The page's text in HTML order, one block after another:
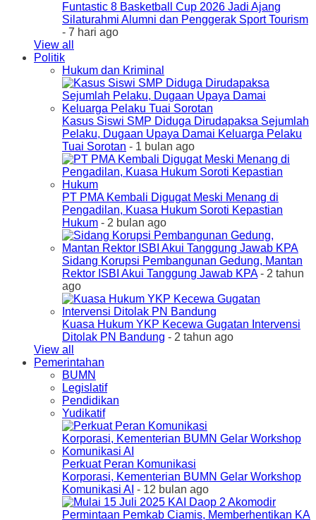
Funtastic 8 Basketball Cup 2026 Jadi Ajang
Silaturahmi Alumni dan Penggerak Sport Tourism
- 7 hari ago
View all
Politik
Hukum dan Kriminal
Kasus Siswi SMP Diduga Dirudapaksa Sejumlah
Pelaku, Dugaan Upaya Damai Keluarga Pelaku
Tuai Sorotan - 1 bulan ago
PT PMA Kembali Digugat Meski Menang di
Pengadilan, Kuasa Hukum Soroti Kepastian
Hukum - 2 bulan ago
Sidang Korupsi Pembangunan Gedung, Mantan
Rektor ISBI Akui Tanggung Jawab KPA- 2 tahun
ago
Kuasa Hukum YKP Kecewa Gugatan Intervensi
Ditolak PN Bandung - 2 tahun ago
View all
Pemerintahan
BUMN
Legislatif
Pendidikan
Yudikatif
Perkuat Peran Komunikasi
Korporasi, Kementerian BUMN Gelar Workshop
Komunikasi AI - 12 bulan ago